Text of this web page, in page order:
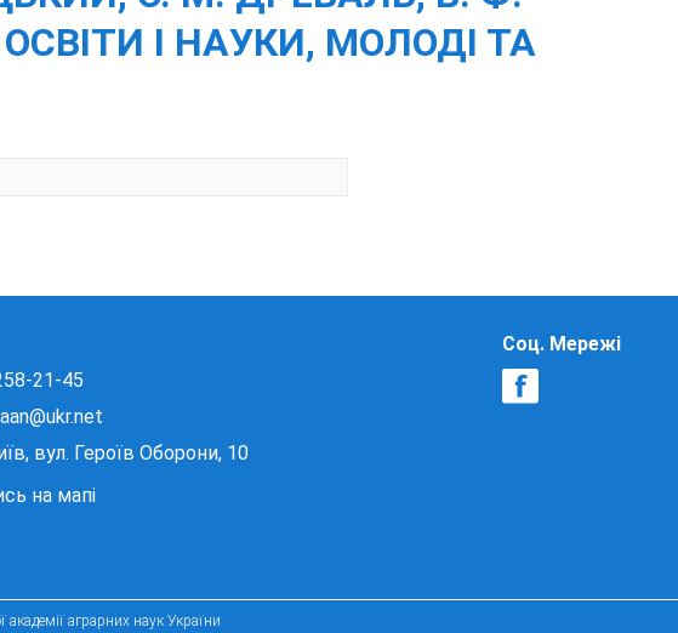
І НАУКИ, МОЛОДІ ТА
21-45
вул. Героїв Оборони, 10
на мапі
Соц. Мережі
академії аграрних наук України